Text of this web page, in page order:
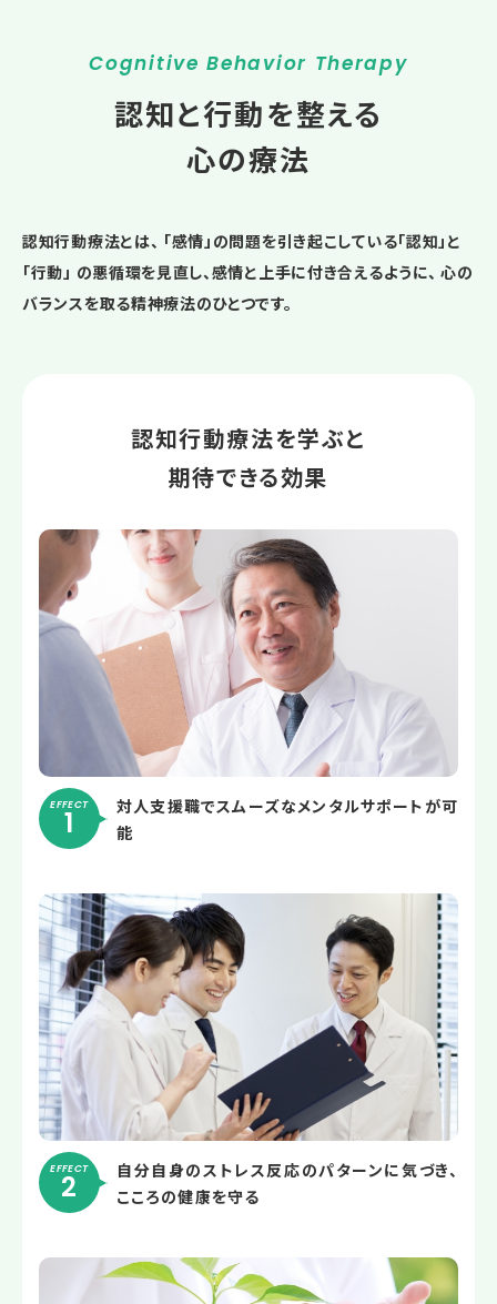
Cognitive Behavior Therapy
認知と行動を整える
心の療法
認知行動療法とは、 「感情」の問題を引き起こしている「認知」と
「行動」 の悪循環を見直し、感情と上手に付き合えるように、 心の
バランスを取る精神療法のひとつです。
認知行動療法を学ぶと
期待できる効果
EFFECT
1
対人支援職でスムーズなメンタルサポートが可
能
EFFECT
2
自分自身のストレス反応のパターンに気づき、
こころの健康を守る